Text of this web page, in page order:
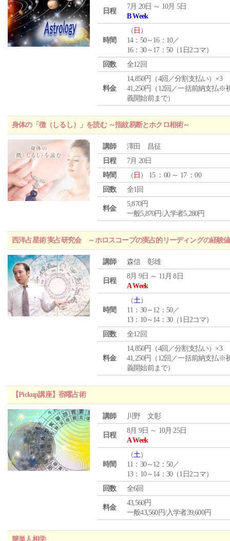
日程
7月 20日 ～ 10月 5日
B Week
時間
（ 日 ）
14：50～16：10／
16：30～17：50（1日2コマ）
回数
全12回
料金
14,850円（4回／分割支払い）×3
41,250円（12回／一括前納支払※
義開始前まで）
身体の「徴（しるし）」を読む ～指紋易断とホクロ相術～
講師
澤田 昌征
日程
7月 20日
時間
（ 日 ） 15 ：00 ～ 17 ：00
回数
全1回
料金
5,870円
一般5,870円/入学者5,280円
西洋占星術 実占研究会 ～ホロスコープの実占的リーディングの経験
講師 森信 彰雄
日程
8月 9日 ～ 11月 8日
A Week
時間
（土）
11：30～12：50／
13：10～14：30（1日2コマ）
回数
全12回
料金
14,850円（4回／分割支払い）×3
41,250円（12回／一括前納支払※
義開始前まで）
【Pickup講座】宿曜占術
講師 川野 文彰
日程
8月 9日 ～ 10月 25日
A Week
時間
（土）
11：30～12：50／
13：10～14：30（1日2コマ）
回数
全6回
料金
43,560円
一般43,560円/入学者39,600円
簡単人相学